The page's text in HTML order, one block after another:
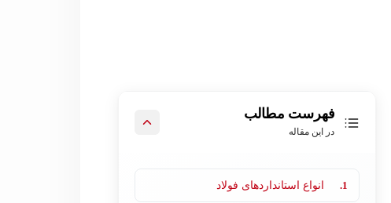
فهرست مطالب
در این مقاله
1. انواع استانداردهای فولاد